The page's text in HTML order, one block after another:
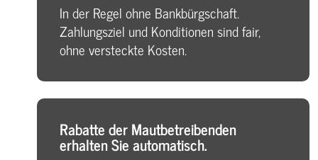
In der Regel ohne Bankbürgschaft.
Zahlungsziel und Konditionen sind fair,
ohne versteckte Kosten.
Rabatte der Mautbetreibenden
erhalten Sie automatisch.